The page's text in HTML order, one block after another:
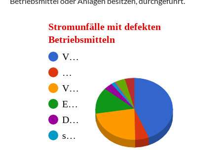
Stromunfälle mit defekten
Betriebsmitteln
V…
…
V…
E…
D…
s…